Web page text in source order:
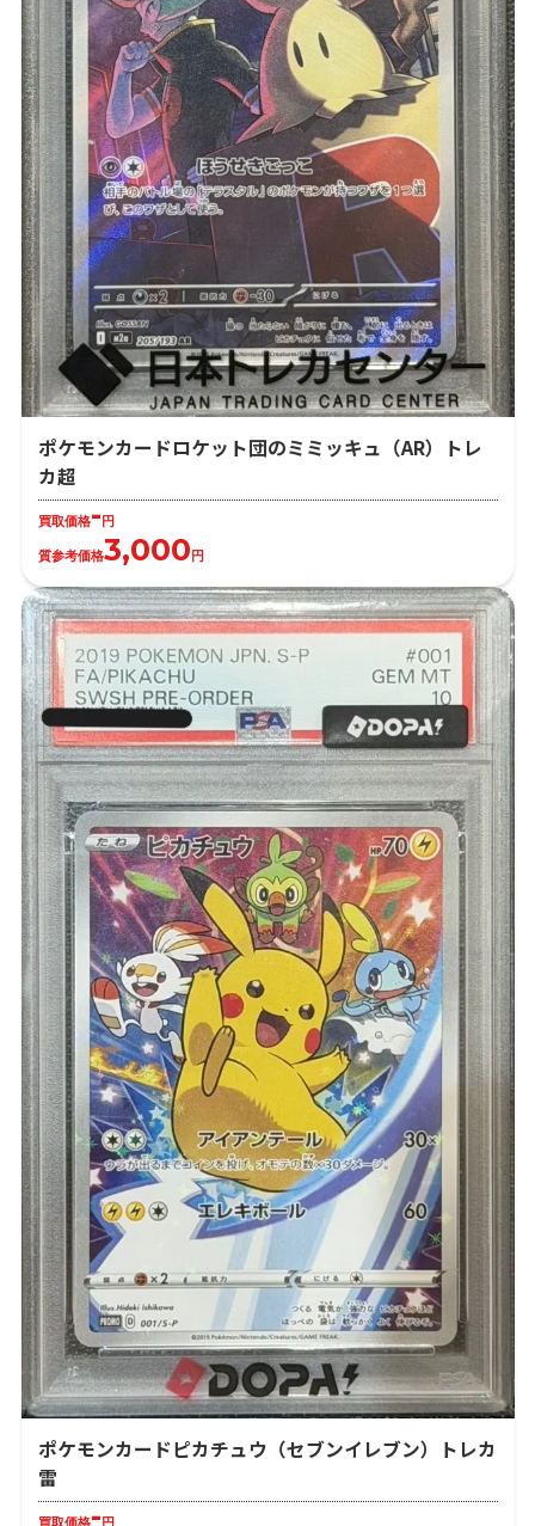
ポケモンカードロケット団のミミッキュ（AR）トレ
カ超
買取価格- 円
質参考価格3,000 円
ポケモンカードピカチュウ（セブンイレブン）トレカ
雷
買取価格-円